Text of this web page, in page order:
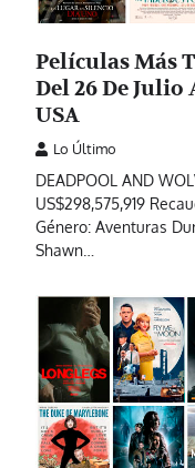
Películas Más
Del 26 De Julio
USA
Lo Último
DEADPOOL AND
US$298,575,919
Género: Aventuras
Shawn…